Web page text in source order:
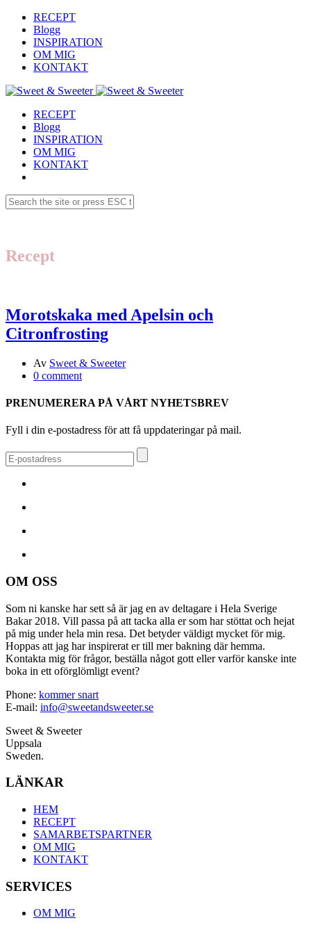
RECEPT
Blogg
INSPIRATION
OM MIG
KONTAKT
RECEPT
Blogg
INSPIRATION
OM MIG
KONTAKT
Recept
Morotskaka med Apelsin och
Citronfrosting
Av Sweet & Sweeter
0 comment
PRENUMERERA PÅ VÅRT NYHETSBREV
Fyll i din e-postadress för att få uppdateringar på mail.
OM OSS
Som ni kanske har sett så är jag en av deltagare i Hela Sverige
Bakar 2018. Vill passa på att tacka alla er som har stöttat och hejat
på mig under hela min resa. Det betyder väldigt mycket för mig.
Hoppas att jag har inspirerat er till mer bakning där hemma.
Kontakta mig för frågor, beställa något gott eller varför kanske inte
boka in ett oförglömligt event?
Phone: kommer snart
E-mail: info@sweetandsweeter.se
Sweet & Sweeter
Uppsala
Sweden.
LÄNKAR
HEM
RECEPT
SAMARBETSPARTNER
OM MIG
KONTAKT
SERVICES
OM MIG